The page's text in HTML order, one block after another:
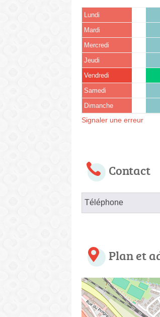
Lundi
Mardi
Mercredi
Jeudi
Vendredi
Samedi
Dimanche
Signaler une erreur
Contact
Téléphone
Plan et